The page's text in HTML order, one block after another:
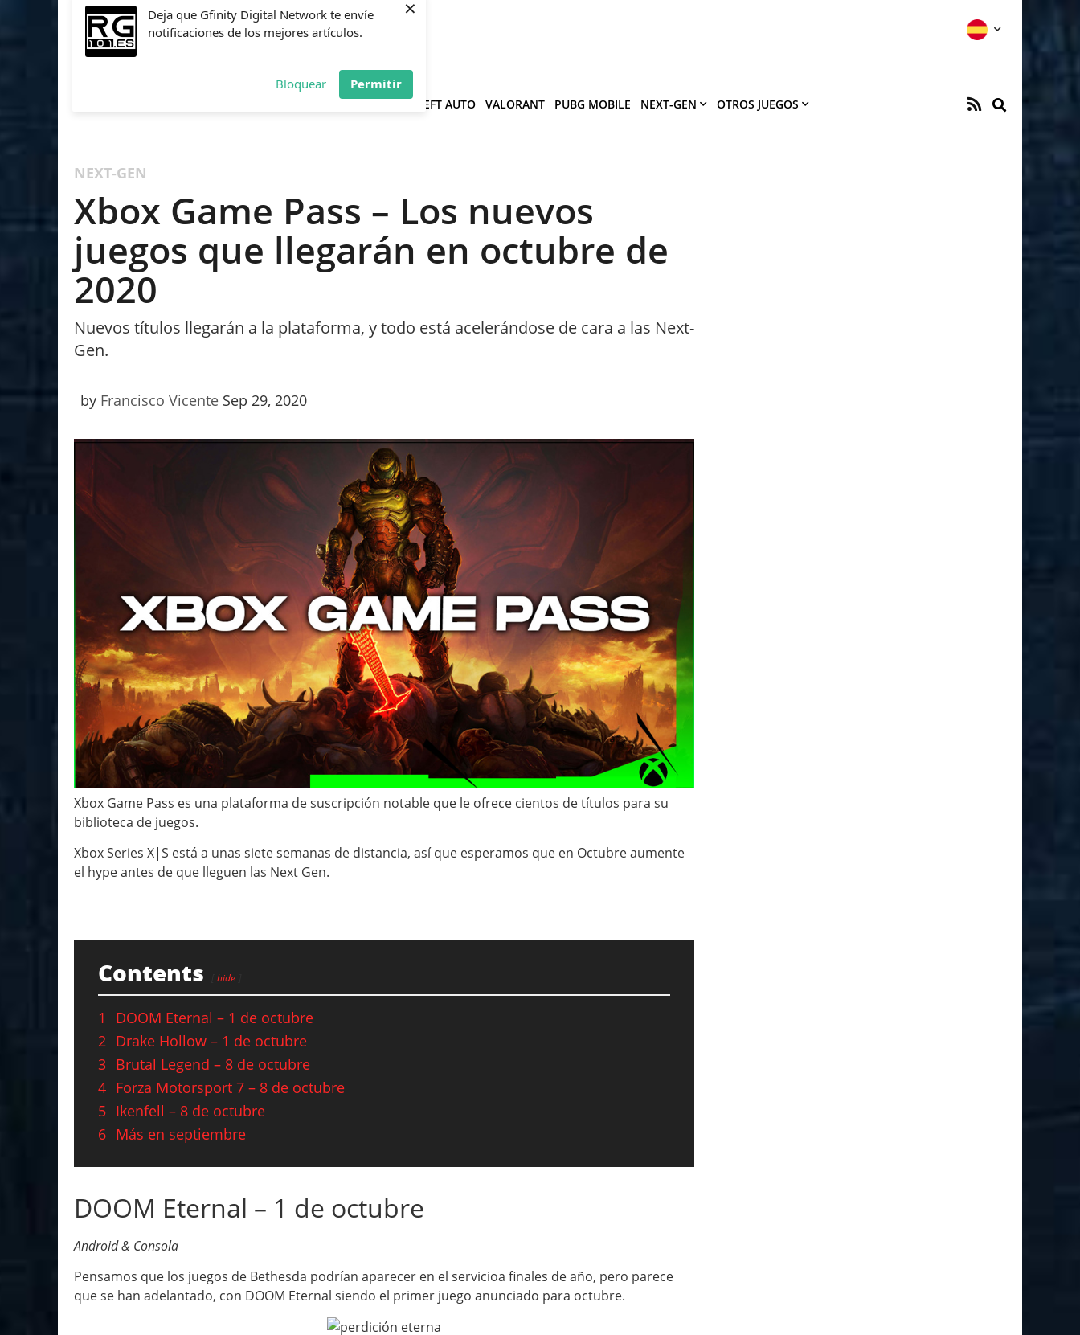
Deja que Gfinity Digital Network te envíe
notificaciones de los mejores artículos.
Bloquear Permitir
×
PES GRAND THEFT AUTO VALORANT PUBG MOBILE NEXT-GEN OTROS JUEGOS
NEXT-GEN
Xbox Game Pass – Los nuevos
juegos que llegarán en octubre de
2020
Nuevos títulos llegarán a la plataforma, y todo está acelerándose de cara a las Next-
Gen.
by Francisco Vicente Sep 29, 2020
Xbox Game Pass es una plataforma de suscripción notable que le ofrece cientos de títulos para su
biblioteca de juegos.
Xbox Series X|S está a unas siete semanas de distancia, así que esperamos que en Octubre aumente
el hype antes de que lleguen las Next Gen.
Contents hide
1
DOOM Eternal – 1 de octubre
2 Drake Hollow – 1 de octubre
3 Brutal Legend – 8 de octubre
4 Forza Motorsport 7 – 8 de octubre
5 Ikenfell – 8 de octubre
6 Más en septiembre
DOOM Eternal – 1 de octubre
Android & Consola
Pensamos que los juegos de Bethesda podrían aparecer en el servicioa finales de año, pero parece
que se han adelantado, con DOOM Eternal siendo el primer juego anunciado para octubre.